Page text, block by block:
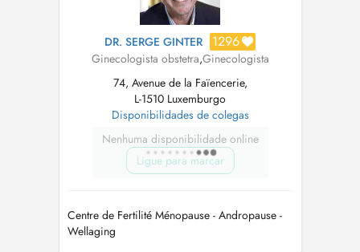
DR. SERGE GINTER 1296
Ginecologista obstetra,Ginecologista
74, Avenue de la Faïencerie,
L-1510 Luxemburgo
Disponibilidades de colegas
Nenhuma disponibilidade online
Ligue para marcar
Centre de Fertilité Ménopause - Andropause -
Wellaging